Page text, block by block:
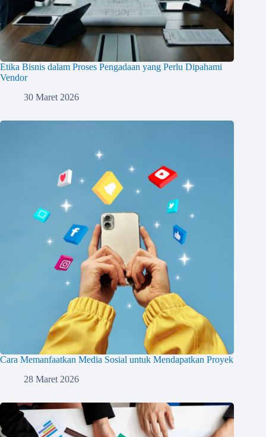
Etika Bisnis dalam Proses Pengadaan yang Perlu Dipahami
Vendor
30 Maret 2026
Cara Memanfaatkan Media Sosial untuk Mendapatkan Proyek
28 Maret 2026